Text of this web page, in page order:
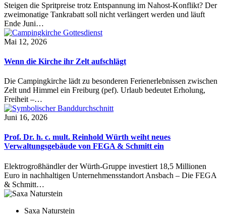
Steigen die Spritpreise trotz Entspannung im Nahost-Konflikt? Der
zweimonatige Tankrabatt soll nicht verlängert werden und läuft
Ende Juni…
Mai 12, 2026
Wenn die Kirche ihr Zelt aufschlägt
Die Campingkirche lädt zu besonderen Ferienerlebnissen zwischen
Zelt und Himmel ein Freiburg (pef). Urlaub bedeutet Erholung,
Freiheit –…
Juni 16, 2026
Prof. Dr. h. c. mult. Reinhold Würth weiht neues
Verwaltungsgebäude von FEGA & Schmitt ein
Elektrogroßhändler der Würth-Gruppe investiert 18,5 Millionen
Euro in nachhaltigen Unternehmensstandort Ansbach – Die FEGA
& Schmitt…
Saxa Naturstein